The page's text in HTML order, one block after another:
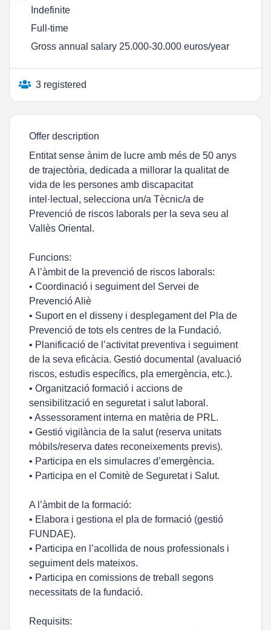
Indefinite
Full-time
Gross annual salary 25.000-30.000 euros/year
3 registered
Offer description
Entitat sense ànim de lucre amb més de 50 anys
de trajectòria, dedicada a millorar la qualitat de
vida de les persones amb discapacitat
intel·lectual, selecciona un/a Tècnic/a de
Prevenció de riscos laborals per la seva seu al
Vallès Oriental.
Funcions:
A l’àmbit de la prevenció de riscos laborals:
• Coordinació i seguiment del Servei de
Prevenció Aliè
• Suport en el disseny i desplegament del Pla de
Prevenció de tots els centres de la Fundació.
• Planificació de l’activitat preventiva i seguiment
de la seva eficàcia. Gestió documental (avaluació
riscos, estudis específics, pla emergència, etc.).
• Organització formació i accions de
sensibilització en seguretat i salut laboral.
• Assessorament interna en matèria de PRL.
• Gestió vigilància de la salut (reserva unitats
mòbils/reserva dates reconeixements previs).
• Participa en els simulacres d’emergència.
• Participa en el Comitè de Seguretat i Salut.
A l’àmbit de la formació:
• Elabora i gestiona el pla de formació (gestió
FUNDAE).
• Participa en l’acollida de nous professionals i
seguiment dels mateixos.
• Participa en comissions de treball segons
necessitats de la fundació.
Requisits: